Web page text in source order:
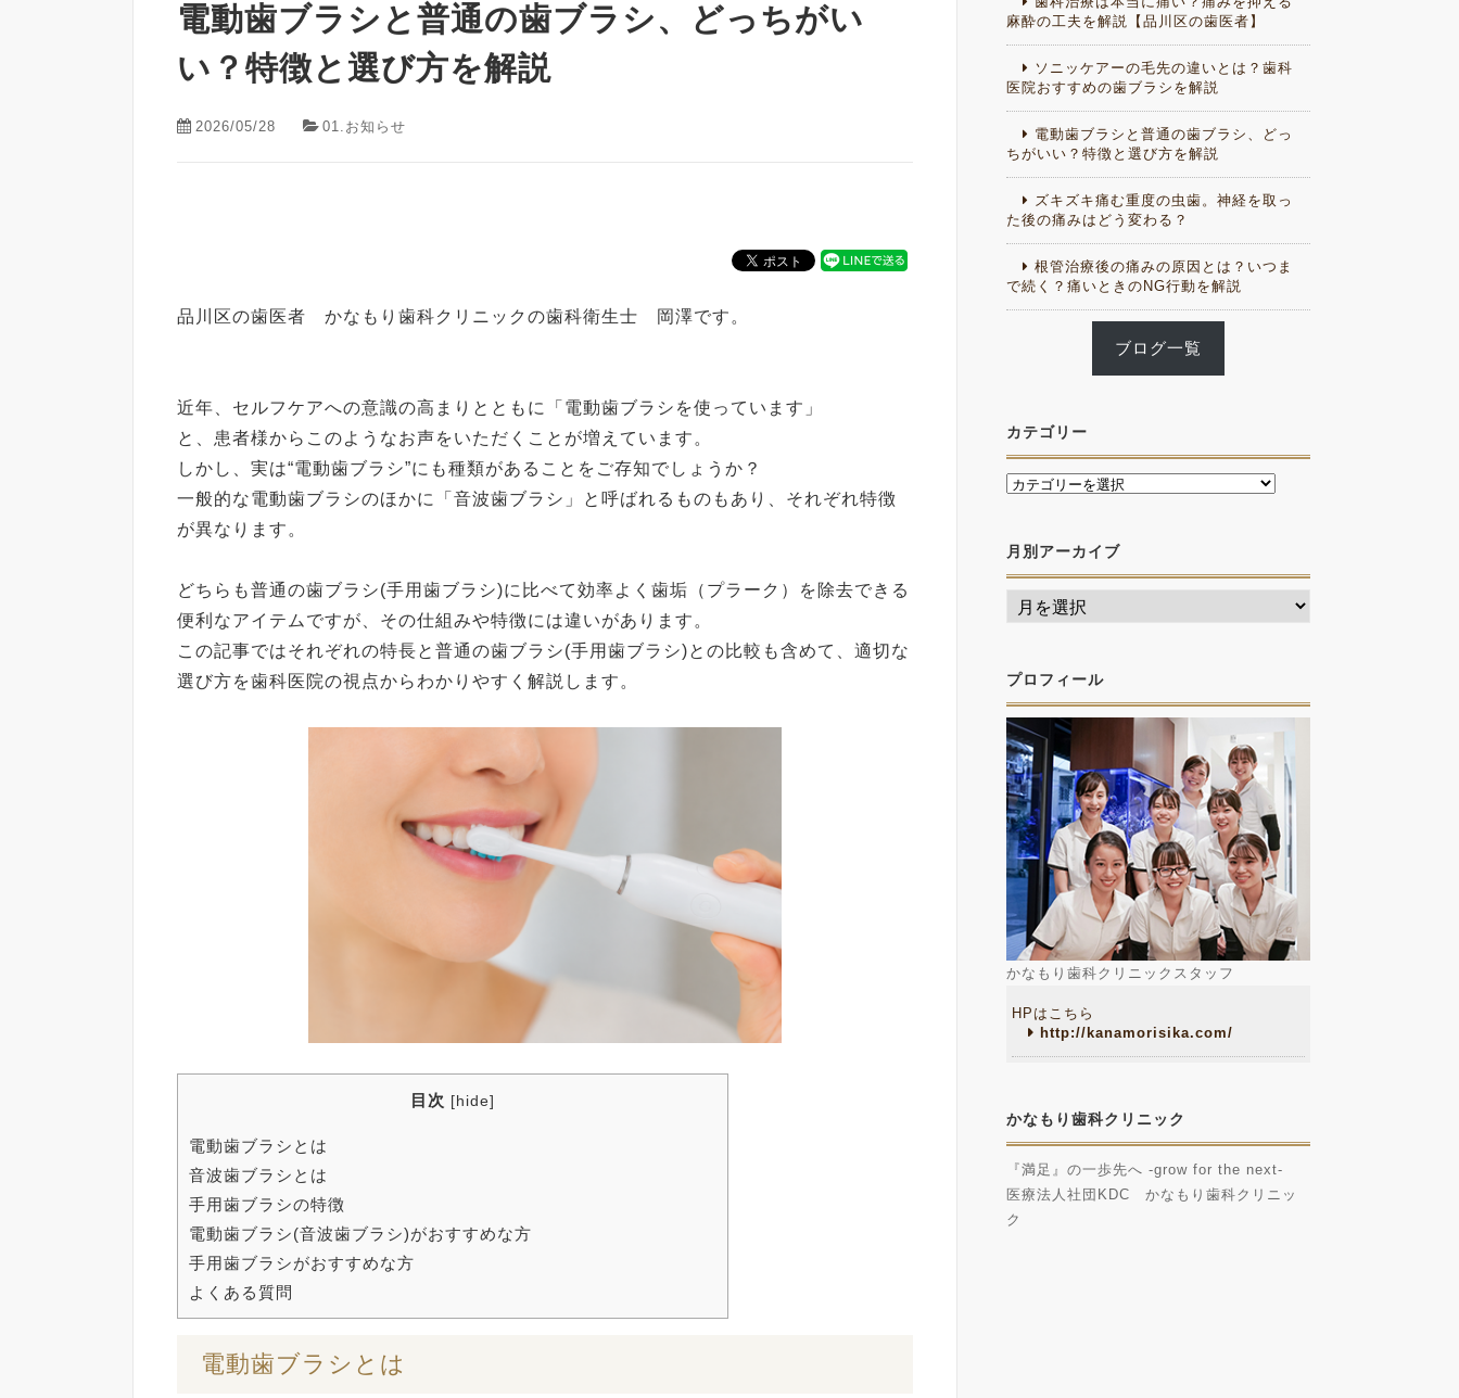
電動歯ブラシと普通の歯ブラシ、どっちがい
い？特徴と選び方を解説
2026/05/28 01.お知らせ
品川区の歯医者 かなもり歯科クリニックの歯科衛生士 岡澤です。
近年、セルフケアへの意識の高まりとともに「電動歯ブラシを使っています」
と、患者様からこのようなお声をいただくことが増えています。
しかし、実は“電動歯ブラシ”にも種類があることをご存知でしょうか？
一般的な電動歯ブラシのほかに「音波歯ブラシ」と呼ばれるものもあり、それぞれ特徴
が異なります。
どちらも普通の歯ブラシ(手用歯ブラシ)に比べて効率よく歯垢（プラーク）を除去できる
便利なアイテムですが、その仕組みや特徴には違いがあります。
この記事ではそれぞれの特長と普通の歯ブラシ(手用歯ブラシ)との比較も含めて、適切な
選び方を歯科医院の視点からわかりやすく解説します。
目次 [ hide]
電動歯ブラシとは
音波歯ブラシとは
手用歯ブラシの特徴
電動歯ブラシ(音波歯ブラシ)がおすすめな方
手用歯ブラシがおすすめな方
よくある質問
電動歯ブラシとは
麻酔の工夫を解説【品川区の歯医者】
ソニッケアーの毛先の違いとは？歯科
医院おすすめの歯ブラシを解説
電動歯ブラシと普通の歯ブラシ、どっ
ちがいい？特徴と選び方を解説
ズキズキ痛む重度の虫歯。神経を取っ
た後の痛みはどう変わる？
根管治療後の痛みの原因とは？いつま
で続く？痛いときのNG行動を解説
ブログ一覧
カテゴリー
月別アーカイブ
プロフィール
かなもり歯科クリニックスタッフ
HPはこちら
http://kanamorisika.com/
かなもり歯科クリニック
『満足』の一歩先へ -grow for the next-
医療法人社団KDC かなもり歯科クリニッ
ク